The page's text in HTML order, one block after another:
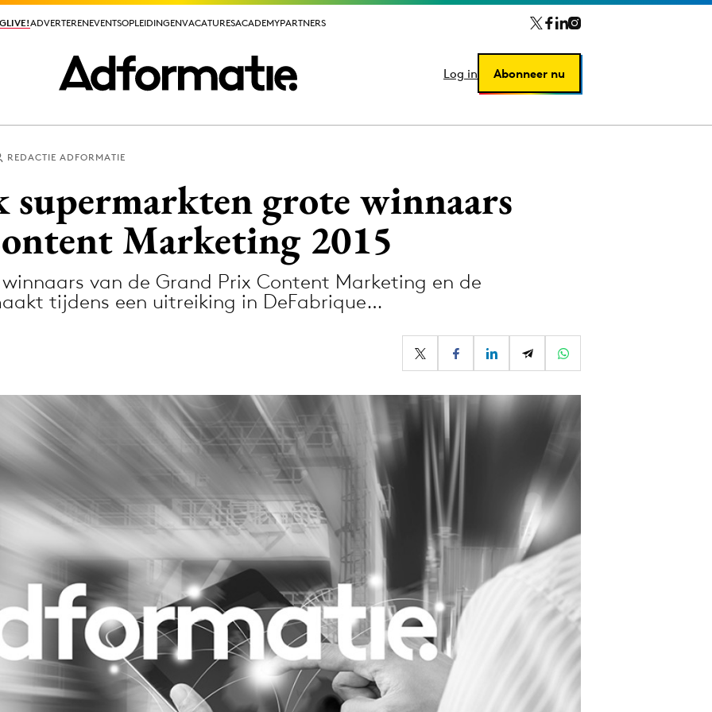
ADVERTERENEVENTSOPLEIDINGENVACATURESACADEMYPARTNERS
Log in Abonneer nu
ADVERTERENEVENTSOPLEIDINGENVACATURESACADEMYPARTNERS
Log in Abonneer nu
Media
Merkstrategie
Reputatie & crisis
REDACTIE ADFORMATIE
supermarkten grote winnaars
Marketing 2015
van de Grand Prix Content Marketing en de
tijdens een uitreiking in DeFabrique…